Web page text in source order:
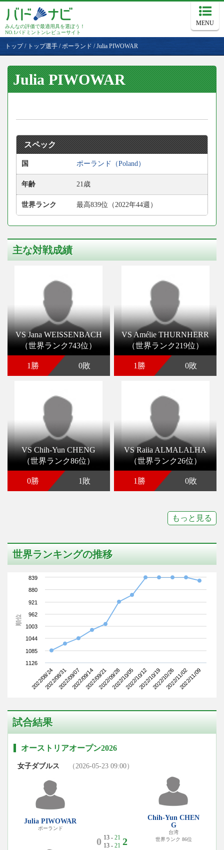
みんなの評価で最適用具を選ぼう！
NO.1バドミントンレビューサイト
MENU
トップ/ トップ選手 / ポーランド /Julia PIWOWAR
Julia PIWOWAR
スペック
国 ポーランド（Poland）
年齢 21歳
世界ランク 最高839位（2022年44週）
主な対戦成績
VS Jana WEISSENBACH
（世界ランク743位）
1勝 0敗
VS Amélie THURNHERR
（世界ランク219位）
1勝 0敗
VS Chih-Yun CHENG
（世界ランク86位）
0勝 1敗
VS Raiia ALMALALHA
（世界ランク26位）
1勝 0敗
もっと見る
世界ランキングの推移
順位
2022/08/242022/08/312022/09/072022/09/142022/09/212022/09/282022/10/052022/10/122022/10/192022/10/262022/11/022022/11/09
839
880
921
962
1003
1044
1085
1126
試合結果
オーストリアオープン2026
女子ダブルス （2026-05-23 09:00）
Julia PIWOWAR
ポーランド
0 13 - 21
13 - 21 2
Chih-Yun CHEN
G
台湾
世界ランク 86位